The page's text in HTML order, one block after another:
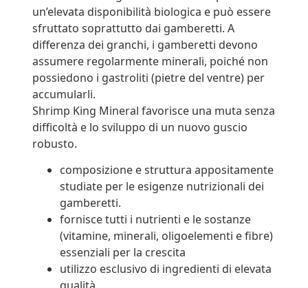
un’elevata disponibilità biologica e può essere
sfruttato soprattutto dai gamberetti. A
differenza dei granchi, i gamberetti devono
assumere regolarmente minerali, poiché non
possiedono i gastroliti (pietre del ventre) per
accumularli.
Shrimp King Mineral favorisce una muta senza
difficoltà e lo sviluppo di un nuovo guscio
robusto.
composizione e struttura appositamente
studiate per le esigenze nutrizionali dei
gamberetti.
fornisce tutti i nutrienti e le sostanze
(vitamine, minerali, oligoelementi e fibre)
essenziali per la crescita
utilizzo esclusivo di ingredienti di elevata